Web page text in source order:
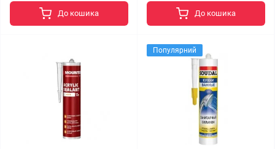
До кошика До кошика
Популярний